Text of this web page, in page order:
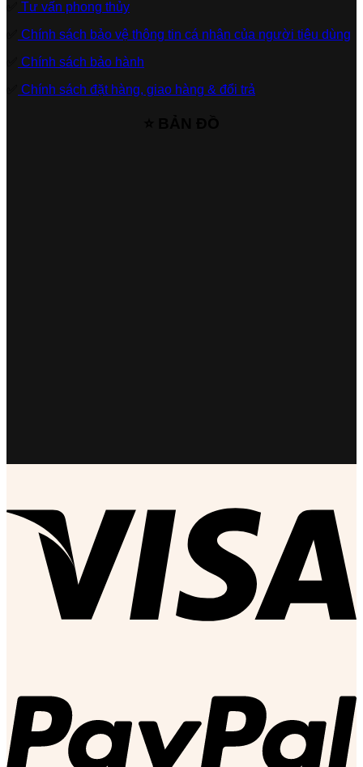
Tư vấn phong thủy
Chính sách bảo vệ thông tin cá nhân của người tiêu dùng
Chính sách bảo hành
Chính sách đặt hàng, giao hàng & đổi trả